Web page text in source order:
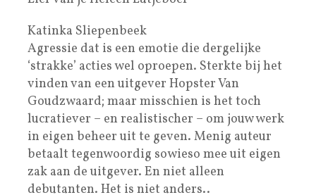
Katinka Sliepenbeek
Agressie dat is een emotie die dergelijke
‘strakke’ acties wel oproepen. Sterkte bij het
vinden van een uitgever Hopster Van
Goudzwaard; maar misschien is het toch
lucratiever – en realistischer – om jouw werk
in eigen beheer uit te geven. Menig auteur
betaalt tegenwoordig sowieso mee uit eigen
zak aan de uitgever. En niet alleen
debutanten. Het is niet anders..